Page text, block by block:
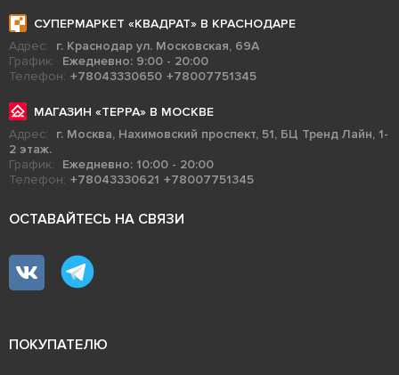
СУПЕРМАРКЕТ «КВАДРАТ» В КРАСНОДАРЕ
Адрес:
г. Краснодар ул. Московская, 69А
График:
Ежедневно: 9:00 - 20:00
Телефон: +78043330650 +78007751345
МАГАЗИН «ТЕРРА» В МОСКВЕ
Адрес:
г. Москва, Нахимовский проспект, 51, БЦ Тренд Лайн, 1-
2 этаж.
График:
Ежедневно: 10:00 - 20:00
Телефон: +78043330621 +78007751345
ОСТАВАЙТЕСЬ НА СВЯЗИ
ПОКУПАТЕЛЮ